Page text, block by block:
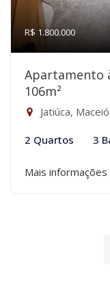
R$ 1.800.000
Apartamento
106m²
Jatiúca,
2 Quartos 3
Mais informações